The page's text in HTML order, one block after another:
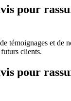
pour
témoignages et de
clients.
pour